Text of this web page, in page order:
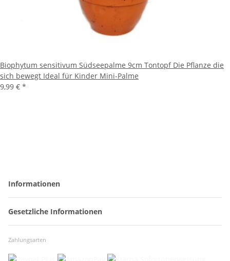
Biophytum sensitivum Südseepalme 9cm Tontopf Die Pflanze die
sich bewegt Ideal für Kinder Mini-Palme
9,99 € *
Informationen
Gesetzliche Informationen
Zahlungsarten